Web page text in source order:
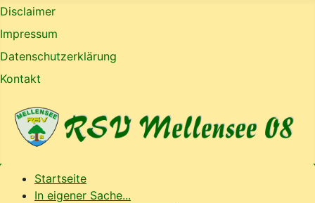
Disclaimer
Impressum
Datenschutzerklärung
Kontakt
Startseite
In eigener Sache...